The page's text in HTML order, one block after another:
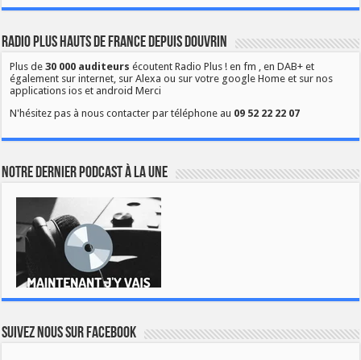
Radio Plus Hauts de France depuis Douvrin
Plus de30 000 auditeurs écoutent Radio Plus ! en fm , en DAB+ et
également sur internet, sur Alexa ou sur votre google Home et sur nos
applications ios et android Merci
N'hésitez pas à nous contacter par téléphone au 09 52 22 22 07
Notre dernier podcast à la une
Suivez nous sur Facebook